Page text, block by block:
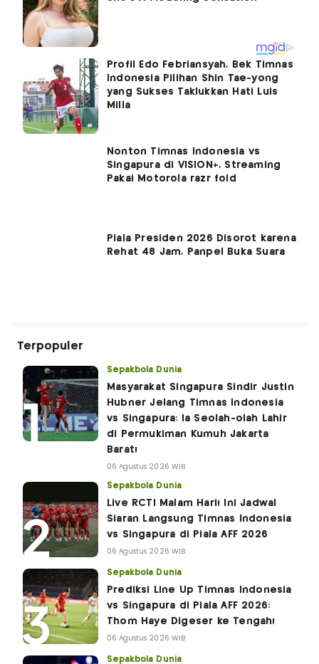
Profil Edo Febriansyah, Bek Timnas
Indonesia Pilihan Shin Tae-yong
yang Sukses Taklukkan Hati Luis
Milla
Nonton Timnas Indonesia vs
Singapura di VISION+, Streaming
Pakai Motorola razr fold
Piala Presiden 2026 Disorot karena
Rehat 48 Jam, Panpel Buka Suara
Terpopuler
Sepakbola Dunia
Masyarakat Singapura Sindir Justin
Hubner Jelang Timnas Indonesia
vs Singapura: Ia Seolah-olah Lahir
di Permukiman Kumuh Jakarta
Barat!
06 Agustus 2026 WIB
Sepakbola Dunia
Live RCTI Malam Hari! Ini Jadwal
Siaran Langsung Timnas Indonesia
vs Singapura di Piala AFF 2026
06 Agustus 2026 WIB
Sepakbola Dunia
Prediksi Line Up Timnas Indonesia
vs Singapura di Piala AFF 2026:
Thom Haye Digeser ke Tengah!
06 Agustus 2026 WIB
Sepakbola Dunia